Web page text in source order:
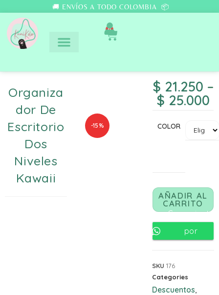
🚚 ENVÍOS A TODO COLOMBIA 📦
0
Organiza
Dor De
Escritorio
Dos
Niveles
Kawaii
-15%
$ 21.250 –
$ 25.000
COLOR
AÑADIR AL
CARRITO
Comunicate
por
SKU 176
Categories
Descuentos